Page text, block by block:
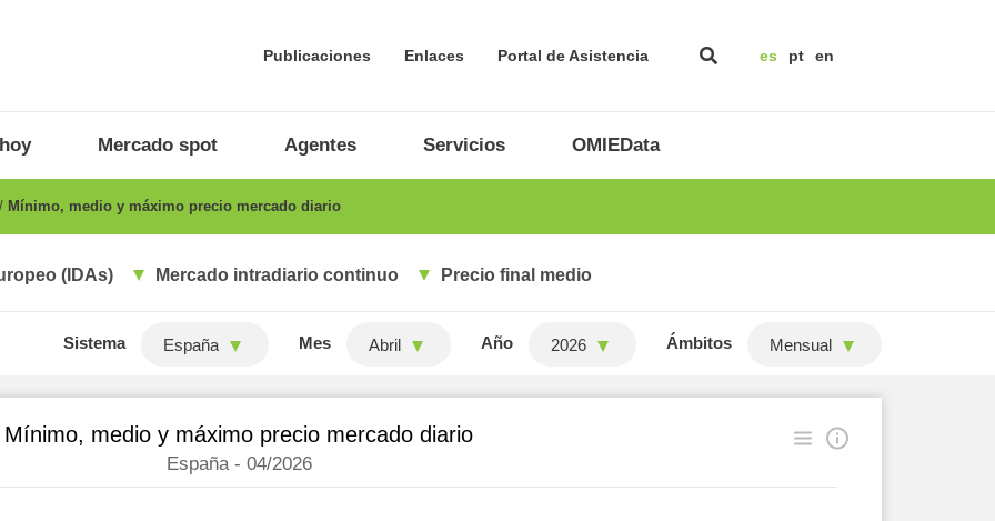
Publicaciones Enlaces Portal de Asistencia es pt en
Mercado spot Agentes Servicios OMIEData
Mínimo, medio y máximo precio mercado diario
(IDAs) Mercado intradiario continuo Precio final medio
Sistema España Mes Abril Año 2026 Ámbitos Mensual
Mínimo, medio y máximo precio mercado diario
España - 04/2026